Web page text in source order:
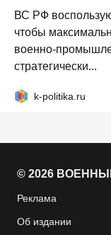
ВС РФ
чтобы
военно-
стратегически...
k-politika.ru
© 2026
Реклама
Об издании